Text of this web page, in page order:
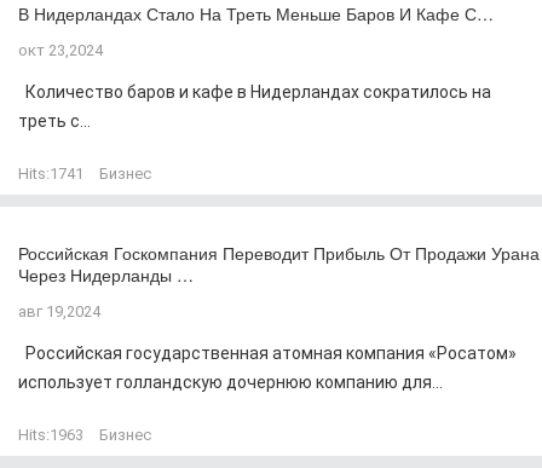
В Нидерландах Стало На Треть Меньше Баров И Кафе С…
окт 23,2024
Количество баров и кафе в Нидерландах сократилось на
треть с...
Hits:1741 Бизнес
Российская Госкомпания Переводит Прибыль От Продажи Урана
Через Нидерланды …
авг 19,2024
Российская государственная атомная компания «Росатом»
использует голландскую дочернюю компанию для...
Hits:1963 Бизнес